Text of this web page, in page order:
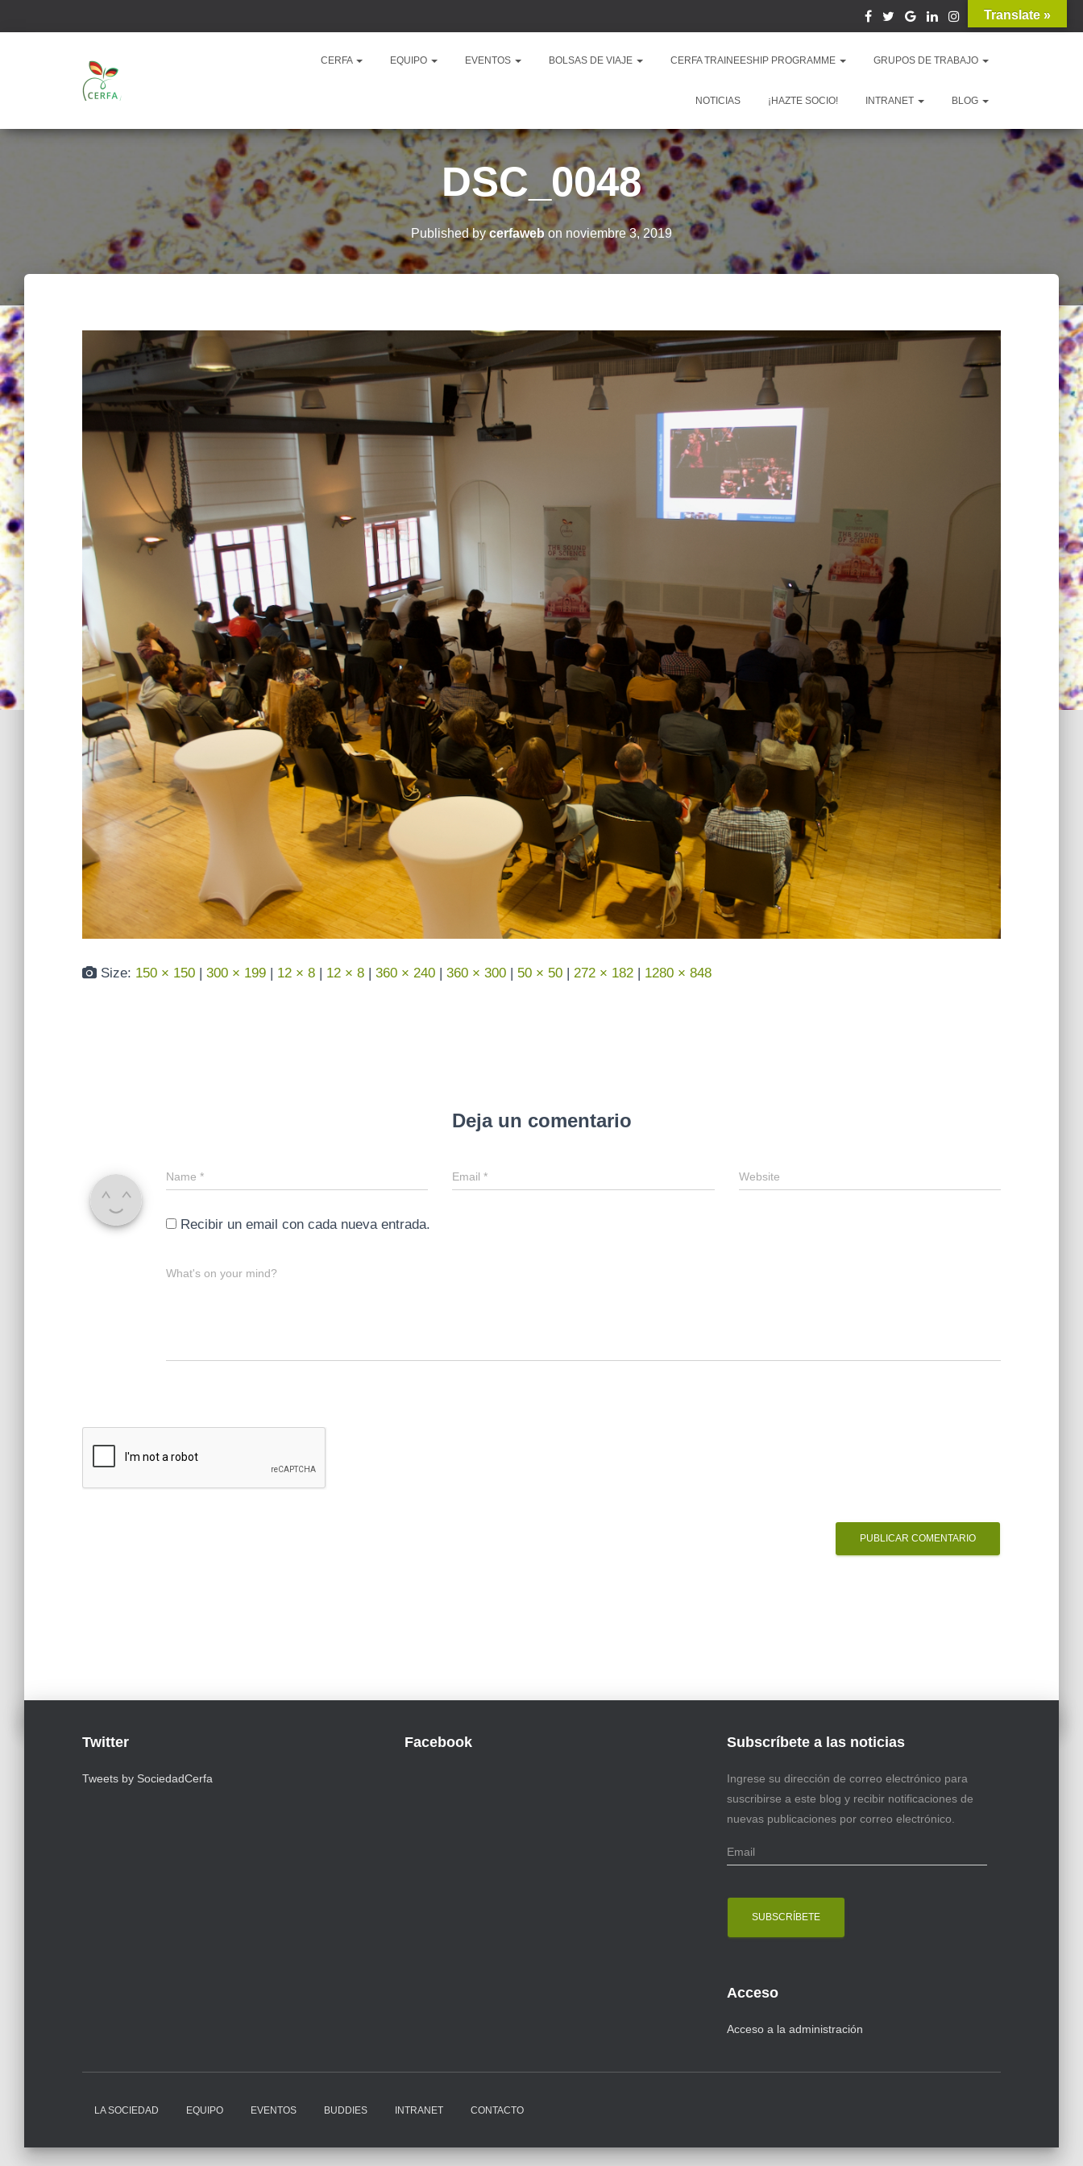
CERFA EQUIPO EVENTOS BOLSAS DE VIAJE CERFA TRAINEESHIP PROGRAMME GRUPOS DE TRABAJO
NOTICIAS ¡HAZTE SOCIO! INTRANET BLOG
DSC_0048
Published bycerfawebon noviembre 3, 2019
Size: 150 × 150 300 × 199 12 × 8 12 × 8 360 × 240 360 × 300 50 × 50 272 × 182 1280 × 848
Deja un comentario
Name * Email* Website
Recibir un email con cada nueva entrada.
What's on your mind?
Twitter
Tweets by SociedadCerfa
Facebook Subscríbete a las noticias
Ingrese su dirección de correo electrónico para
suscribirse a este blog y recibir notificaciones de
nuevas publicaciones por correo electrónico.
E
m
Acceso
Acceso a la administración
LA SOCIEDAD EQUIPO EVENTOS BUDDIES INTRANET CONTACTO
Translate »